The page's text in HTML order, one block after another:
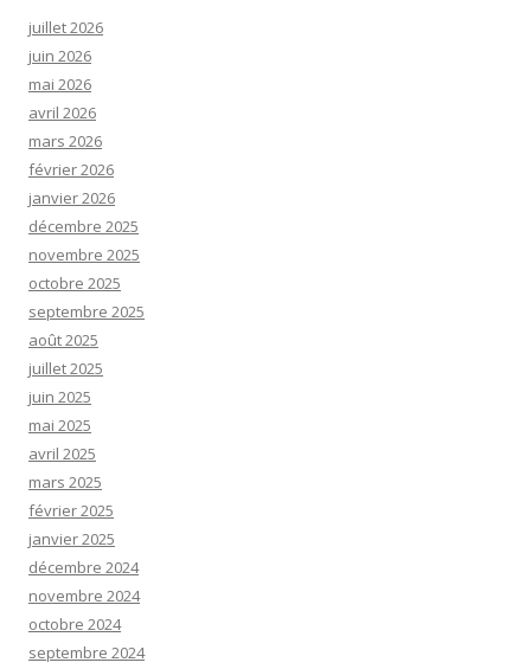
juillet 2026
juin 2026
mai 2026
avril 2026
mars 2026
février 2026
janvier 2026
décembre 2025
novembre 2025
octobre 2025
septembre 2025
août 2025
juillet 2025
juin 2025
mai 2025
avril 2025
mars 2025
février 2025
janvier 2025
décembre 2024
novembre 2024
octobre 2024
septembre 2024